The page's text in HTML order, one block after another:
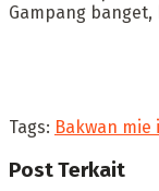
Gampang
Tags: Bakwan mie
PostTerkait